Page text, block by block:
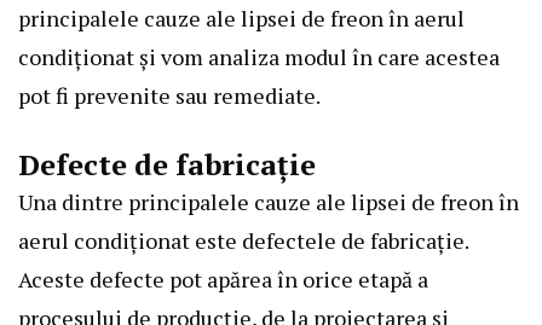
principalele cauze ale lipsei de freon în aerul
condiționat și vom analiza modul în care acestea
pot fi prevenite sau remediate.
Defecte de fabricație
Una dintre principalele cauze ale lipsei de freon în
aerul condiționat este defectele de fabricație.
Aceste defecte pot apărea în orice etapă a
procesului de producție, de la proiectarea și